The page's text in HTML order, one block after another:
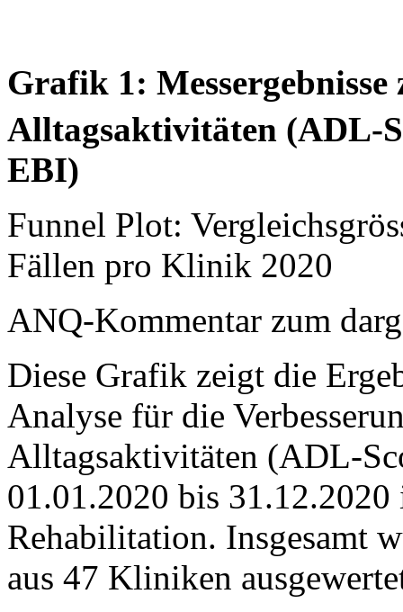
Grafik 1:
Alltagsaktivitäten (ADL-
EBI)
Funnel Plot:
Fällen pro Klinik 2020
ANQ-Kommentar zum
Diese Grafik zeigt die
Analyse für die
Alltagsaktivitäten (ADL-
01.01.2020 bis
Rehabilitation. Insgesamt
aus 47 Kliniken